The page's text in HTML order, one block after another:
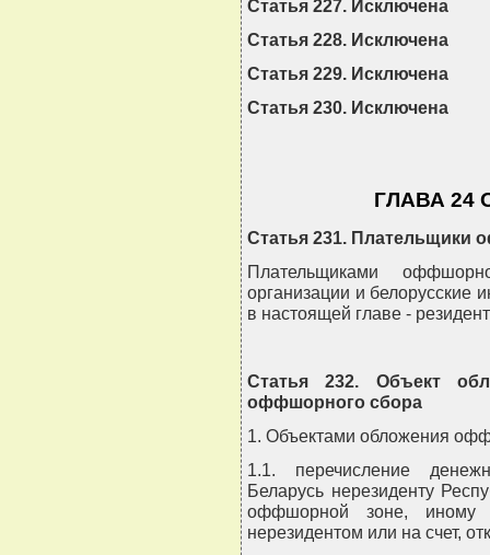
Статья 227. Исключена
Статья 228. Исключена
Статья 229. Исключена
Статья 230. Исключена
ГЛАВА
Статья 231. Плательщики
Плательщиками
организации и белорусские
в настоящей главе -
Статья 232. Объект
оффшорного сбора
1. Объектами обложения
1.1. перечисление
Беларусь нерезиденту
оффшорной зоне, иному
нерезидентом или на счет,